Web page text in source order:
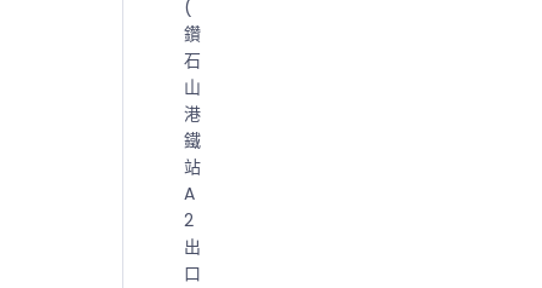
(
鑽
石
山
港
鐵
站
A
2
出
口